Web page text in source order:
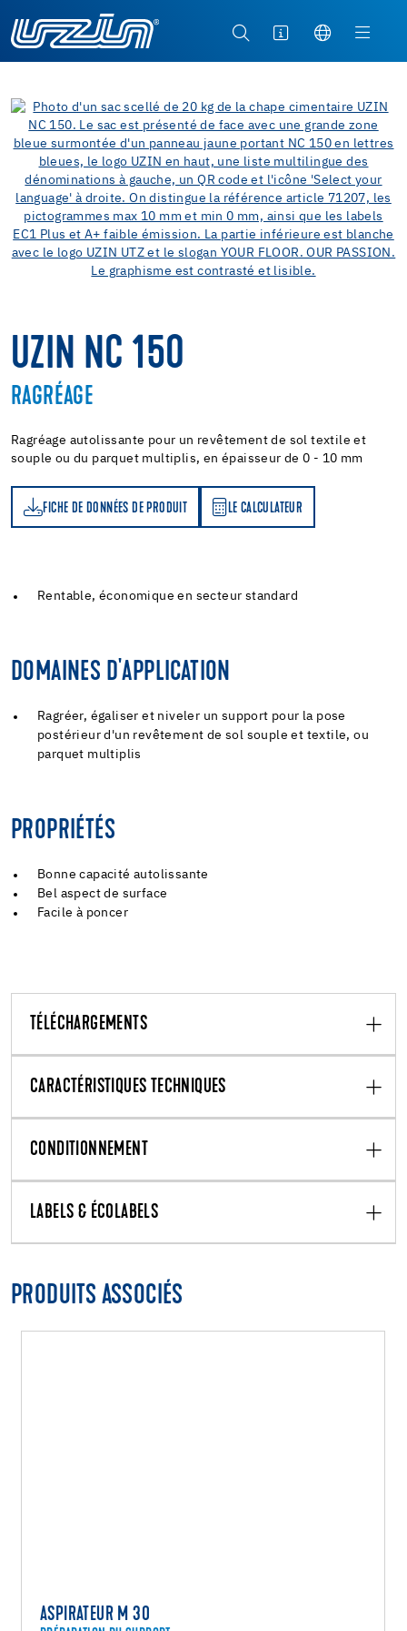
UZIN NC 150
RAGRÉAGE
Ragréage autolissante pour un revêtement de sol textile et
souple ou du parquet multiplis, en épaisseur de 0 - 10 mm
FICHE DE DONNÉES DE PRODUIT LE CALCULATEUR
LE CALCULATEUR
Rentable, économique en secteur standard
DOMAINES D'APPLICATION
Ragréer, égaliser et niveler un support pour la pose
postérieur d'un revêtement de sol souple et textile, ou
parquet multiplis
PROPRIÉTÉS
Bonne capacité autolissante
Bel aspect de surface
Facile à poncer
TÉLÉCHARGEMENTS
CARACTÉRISTIQUES TECHNIQUES
CONDITIONNEMENT
LABELS & ÉCOLABELS
PRODUITS ASSOCIÉS
ASPIRATEUR M 30